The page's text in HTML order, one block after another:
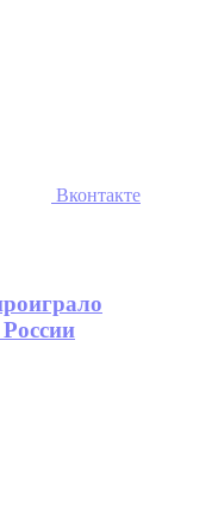
Вконтакте